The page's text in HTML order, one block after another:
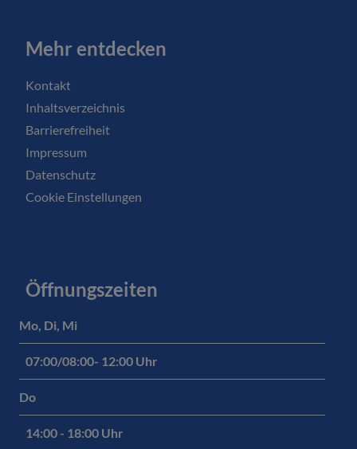
Mehr entdecken
Kontakt
Inhaltsverzeichnis
Barrierefreiheit
Impressum
Datenschutz
Cookie Einstellungen
Öffnungszeiten
Mo, Di, Mi
07:00/08:00- 12:00 Uhr
Do
14:00 - 18:00 Uhr